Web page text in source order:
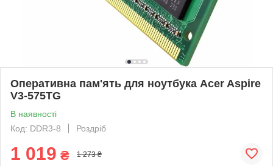
Оперативна пам'ять для ноутбука Acer Aspire
V3-575TG
В наявності
Код: DDR3-8
Роздріб
1 019 ₴ 1 273 ₴